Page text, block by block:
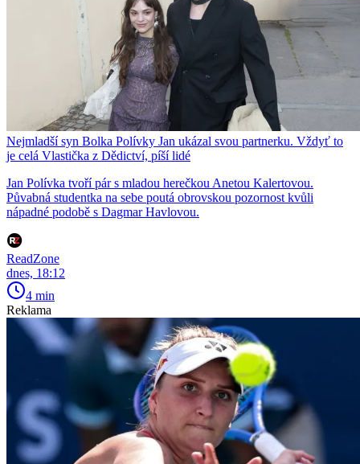
Nejmladší syn Bolka Polívky Jan ukázal svou partnerku. Vždyť to
je celá Vlastička z Dědictví, píší lidé
Jan Polívka tvoří pár s mladou herečkou Anetou Kalertovou.
Půvabná studentka na sebe poutá obrovskou pozornost kvůli
nápadné podobě s Dagmar Havlovou.
ReadZone
dnes, 18:12
4 min
Reklama